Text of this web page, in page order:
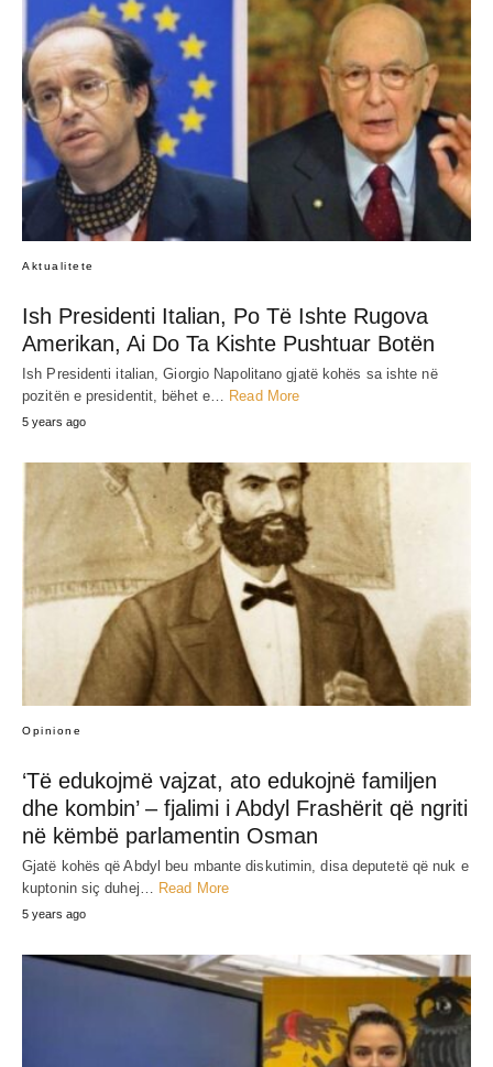
Aktualitete
Ish Presidenti Italian, Po Të Ishte Rugova
Amerikan, Ai Do Ta Kishte Pushtuar Botën
Ish Presidenti italian, Giorgio Napolitano gjatë kohës sa ishte në
pozitën e presidentit, bëhet e… Read More
5 years ago
Opinione
‘Të edukojmë vajzat, ato edukojnë familjen
dhe kombin’ – fjalimi i Abdyl Frashërit që ngriti
në këmbë parlamentin Osman
Gjatë kohës që Abdyl beu mbante diskutimin, disa deputetë që nuk e
kuptonin siç duhej… Read More
5 years ago